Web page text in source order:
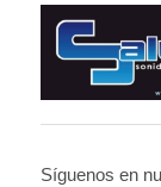
Síguenos en